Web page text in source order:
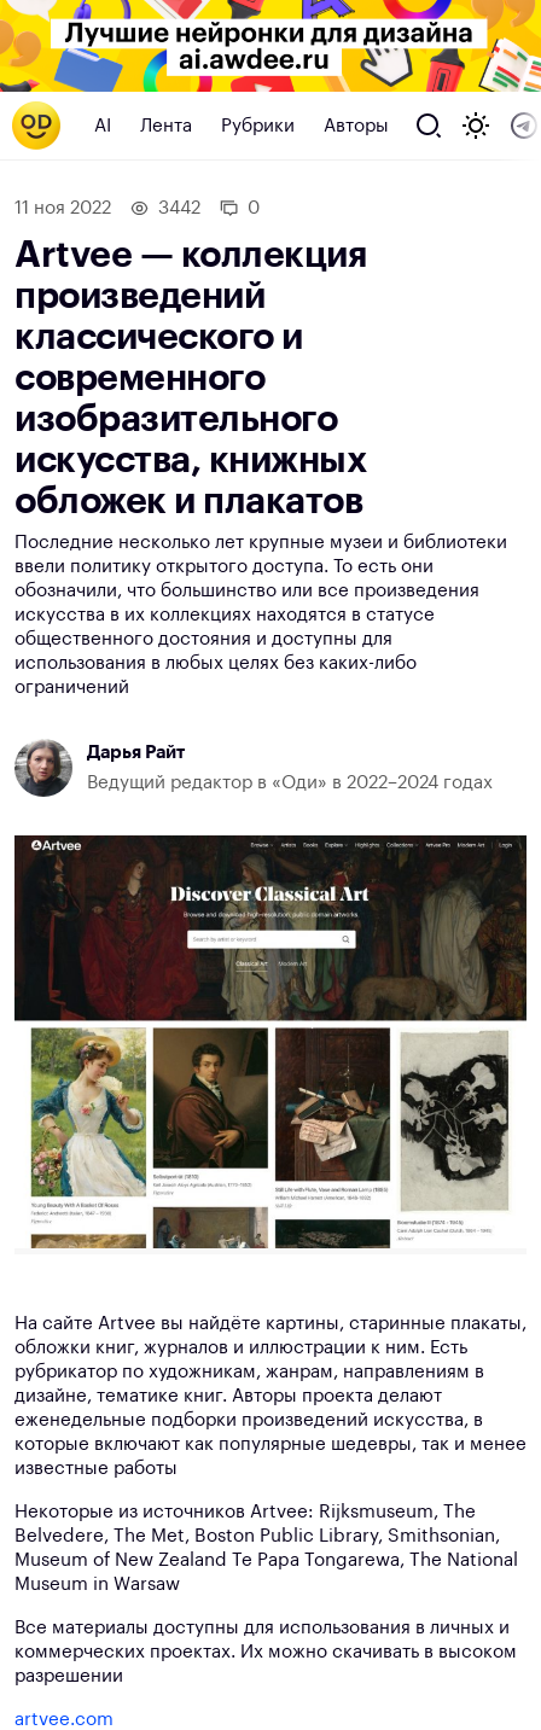
AI Лента Рубрики Авторы
11 ноя 2022 3442 0
Artvee — коллекция
произведений
классического и
современного
изобразительного
искусства, книжных
обложек и плакатов
Последние несколько лет крупные музеи и библиотеки
ввели политику открытого доступа. То есть они
обозначили, что большинство или все произведения
искусства в их коллекциях находятся в статусе
общественного достояния и доступны для
использования в любых целях без каких-либо
ограничений
Дарья Райт
Ведущий редактор в «Оди» в 2022–2024 годах
На сайте Artvee вы найдёте картины, старинные плакаты,
обложки книг, журналов и иллюстрации к ним. Есть
рубрикатор по художникам, жанрам, направлениям в
дизайне, тематике книг. Авторы проекта делают
еженедельные подборки произведений искусства, в
которые включают как популярные шедевры, так и менее
известные работы
Некоторые из источников Artvee: Rijksmuseum, The
Belvedere, The Met, Boston Public Library, Smithsonian,
Museum of New Zealand Te Papa Tongarewa, The National
Museum in Warsaw
Все материалы доступны для использования в личных и
коммерческих проектах. Их можно скачивать в высоком
разрешении
artvee.com